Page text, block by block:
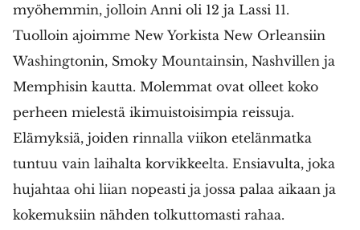
myöhemmin, jolloin Anni oli 12 ja Lassi 11.
Tuolloin ajoimme New Yorkista New Orleansiin
Washingtonin, Smoky Mountainsin, Nashvillen ja
Memphisin kautta. Molemmat ovat olleet koko
perheen mielestä ikimuistoisimpia reissuja.
Elämyksiä, joiden rinnalla viikon etelänmatka
tuntuu vain laihalta korvikkeelta. Ensiavulta, joka
hujahtaa ohi liian nopeasti ja jossa palaa aikaan ja
kokemuksiin nähden tolkuttomasti rahaa.